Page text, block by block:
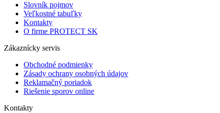
Slovník pojmov
Veľkostné tabuľky
Kontakty
O firme PROTECT SK
Zákaznícky servis
Obchodné podmienky
Zásady ochrany osobných údajov
Reklamačný poriadok
Riešenie sporov online
Kontakty